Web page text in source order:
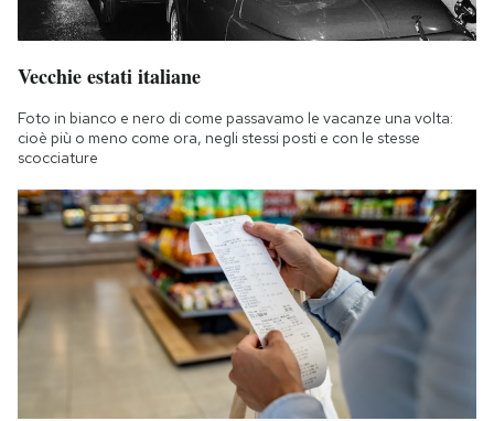
Vecchie estati italiane
Foto in bianco e nero di come passavamo le vacanze una volta:
cioè più o meno come ora, negli stessi posti e con le stesse
scocciature